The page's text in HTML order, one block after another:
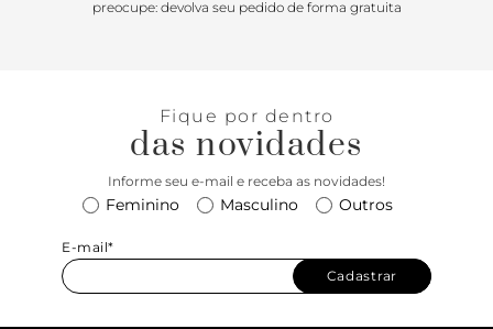
alto, moderninho e irresistível. Com certeza vai ser a estrela
preocupe: devolva seu pedido de forma gratuita
Fique por dentro
das novidades
Informe seu e-mail e receba as novidades!
Feminino Masculino Outros
E-mail*
Cadastrar